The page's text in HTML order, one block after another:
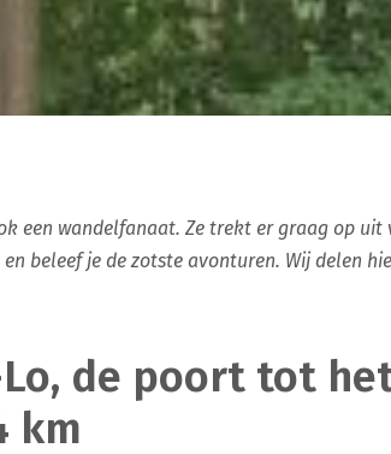
een wandelfanaat. Ze trekt er graag op uit
beleef je de zotste avonturen. Wij delen
de poort tot
km